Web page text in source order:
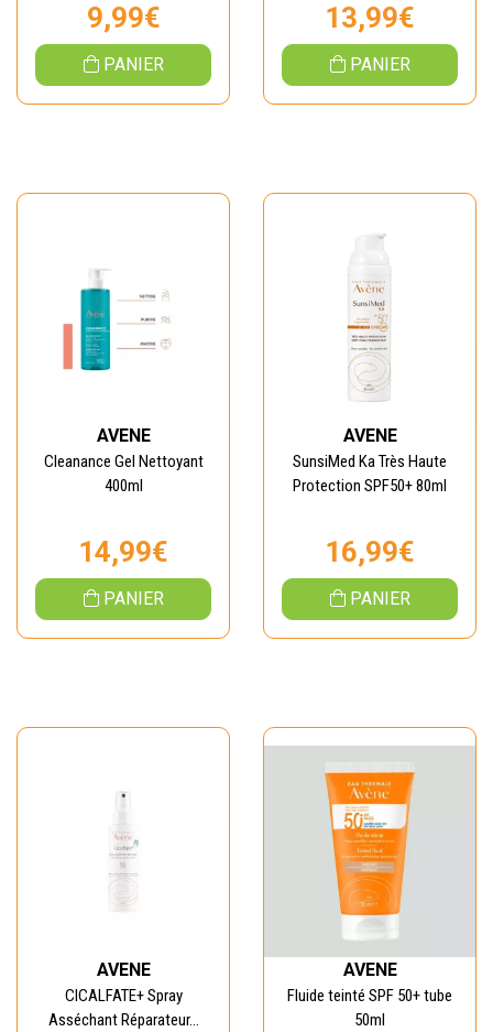
9,99€
PANIER
13,99€
PANIER
AVENE
Cleanance Gel Nettoyant
400ml
14,99€
PANIER
AVENE
SunsiMed Ka Très Haute
Protection SPF50+ 80ml
16,99€
PANIER
AVENE
CICALFATE+ Spray
Asséchant Réparateur...
AVENE
Fluide teinté SPF 50+ tube
50ml